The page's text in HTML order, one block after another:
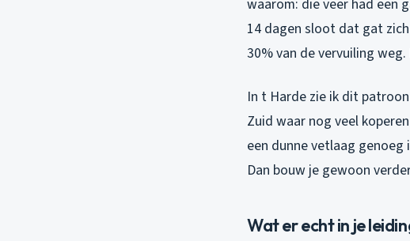
waarom: die veer had een
14 dagen sloot dat gat
30% van de vervuiling
In t Harde zie ik dit
Zuid waar nog veel
een dunne vetlaag
Dan bouw je gewoon
Wat er echt in je